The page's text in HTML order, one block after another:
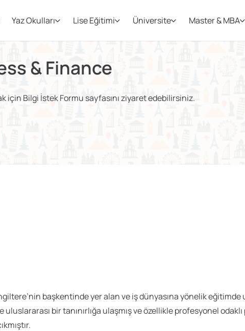
Yaz Okulları Lise Eğitimi Üniversite Master & MBA
& Finance
için Bilgi İstek Formu sayfasını ziyaret edebilirsiniz.
başkentinde yer alan ve iş dünyasına yönelik
bir tanınırlığa ulaşmış ve özellikle profesyonel